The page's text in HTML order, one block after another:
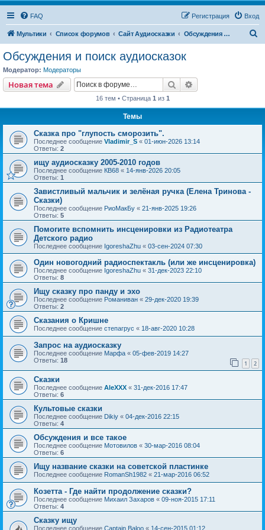
FAQ Вход
Регистрация
Мультики Список форумов Сайт Аудиосказки Обсуждения и поиск аудиосказок
Обсуждения и поиск аудиосказок
Модератор: Модераторы
Новая тема Поиск
16 тем • Страница 1 из 1
Темы
Сказка про "глупость сморозить".
Последнее сообщение Vladimir_S « 01-июн-2026 13:14
Ответы: 2
ищу аудиосказку 2005-2010 годов
Последнее сообщение КВ68 « 14-янв-2026 20:05
Ответы: 1
Завистливый мальчик и зелёная ручка (Елена Тринова -
Сказки)
Последнее сообщение РиоМакБу « 21-янв-2025 19:26
Ответы: 5
Помогите вспомнить инсценировки из Радиотеатра
Детского радио
Последнее сообщение IgoreshaZhu « 03-сен-2024 07:30
Один новогодний радиоспектакль (или же инсценировка)
Последнее сообщение IgoreshaZhu « 31-дек-2023 22:10
Ответы: 8
Ищу сказку про панду и эхо
Последнее сообщение Романиван « 29-дек-2020 19:39
Ответы: 2
Сказания о Кришне
Последнее сообщение степагрус « 18-авг-2020 10:28
Запрос на аудиосказку
Последнее сообщение Марфа « 05-фев-2019 14:27
Ответы: 18 1 2
Сказки
Последнее сообщение AleXXX « 31-дек-2016 17:47
Ответы: 6
Культовые сказки
Последнее сообщение Dikiy « 04-дек-2016 22:15
Ответы: 4
Обсуждения и все такое
Последнее сообщение Мотовилов « 30-мар-2016 08:04
Ответы: 6
Ищу название сказки на советской пластинке
Последнее сообщение RomanSh1982 « 21-мар-2016 06:52
Козетта - Где найти продолжение сказки?
Последнее сообщение Михаил Захаров « 09-ноя-2015 17:11
Ответы: 4
Сказку ищу
Последнее сообщение Captain Baloo « 14-сен-2015 01:12